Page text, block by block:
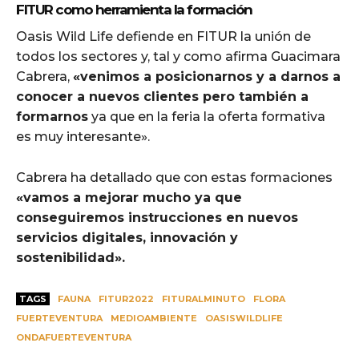
FITUR como herramienta la formación
Oasis Wild Life defiende en FITUR la unión de
todos los sectores y, tal y como afirma Guacimara
Cabrera, «venimos a posicionarnos y a darnos a
conocer a nuevos clientes pero también a
formarnos ya que en la feria la oferta formativa
es muy interesante».
Cabrera ha detallado que con estas formaciones
«vamos a mejorar mucho ya que
conseguiremos instrucciones en nuevos
servicios digitales, innovación y
sostenibilidad».
TAGS FAUNA FITUR2022 FITURALMINUTO
FLORA
FUERTEVENTURA
MEDIOAMBIENTE
OASISWILDLIFE
ONDAFUERTEVENTURA